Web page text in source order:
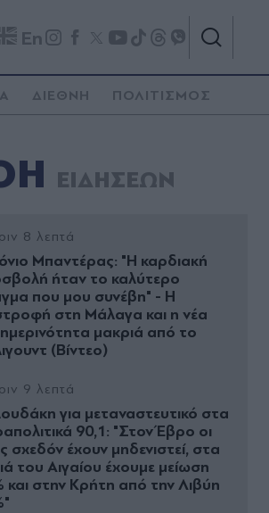
En
ΔΙΕΘΝΗ ΠΟΛΙΤΙΣΜΟΣ
ΕΙΔΗΣΕΩΝ
8 λεπτά
Μπαντέρας: "Η καρδιακή
ήταν το καλύτερο
που μου συνέβη" - Η
στη Μάλαγα και η νέα
μακριά από το
(Βίντεο)
9 λεπτά
για μεταναστευτικό στα
90,1: "Στον Έβρο οι
σχεδόν έχουν μηδενιστεί, στα
του Αιγαίου έχουμε μείωση
και στην Κρήτη από την Λιβύη